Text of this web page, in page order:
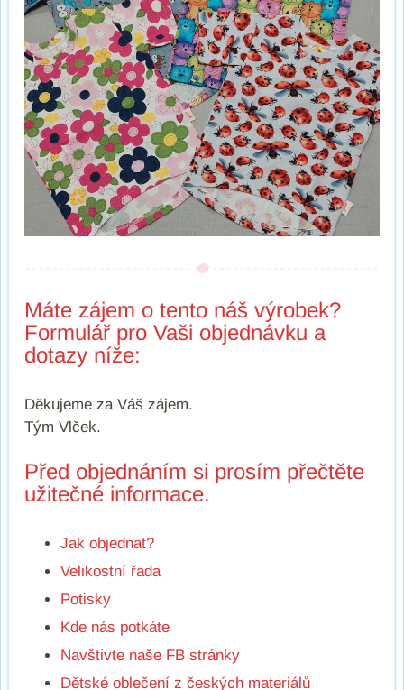
Máte zájem o tento náš výrobek?
Formulář pro Vaši objednávku a
dotazy níže:
Děkujeme za Váš zájem.
Tým Vlček.
Před objednáním si prosím přečtěte
užitečné informace.
Jak objednat?
Velikostní řada
Potisky
Kde nás potkáte
Navštivte naše FB stránky
Dětské oblečení z českých materiálů